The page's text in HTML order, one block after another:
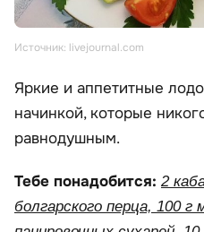
Источник: livejournal.com
Яркие и аппетитные
начинкой, которые
равнодушным.
Тебе понадобится: 2
болгарского перца, 100 г